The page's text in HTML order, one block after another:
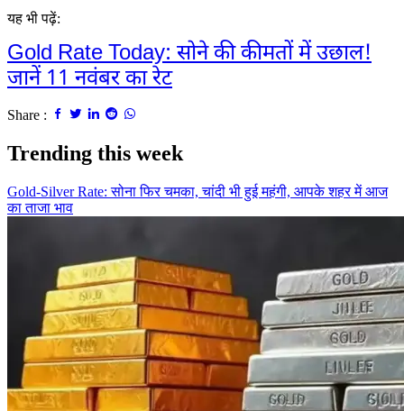
यह भी पढ़ें:
Gold Rate Today: सोने की कीमतों में उछाल!
जानें 11 नवंबर का रेट
Share :
Trending this week
Gold-Silver Rate: सोना फिर चमका, चांदी भी हुई महंगी, आपके शहर में आज
का ताजा भाव